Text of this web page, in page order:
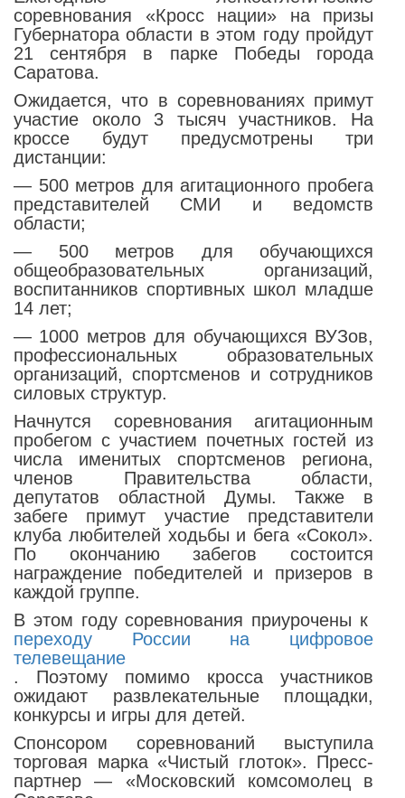
соревнования «Кросс нации» на призы
Губернатора области в этом году пройдут
21 сентября в парке Победы города
Саратова.
Ожидается, что в соревнованиях примут
участие около 3 тысяч участников. На
кроссе будут предусмотрены три
дистанции:
— 500 метров для агитационного пробега
представителей СМИ и ведомств
области;
— 500 метров для обучающихся
общеобразовательных организаций,
воспитанников спортивных школ младше
14 лет;
— 1000 метров для обучающихся ВУЗов,
профессиональных образовательных
организаций, спортсменов и сотрудников
силовых структур.
Начнутся соревнования агитационным
пробегом с участием почетных гостей из
числа именитых спортсменов региона,
членов Правительства области,
депутатов областной Думы. Также в
забеге примут участие представители
клуба любителей ходьбы и бега «Сокол».
По окончанию забегов состоится
награждение победителей и призеров в
каждой группе.
В этом году соревнования приурочены к
переходу России на цифровое
телевещание
. Поэтому помимо кросса участников
ожидают развлекательные площадки,
конкурсы и игры для детей.
Спонсором соревнований выступила
торговая марка «Чистый глоток». Пресс-
партнер — «Московский комсомолец в